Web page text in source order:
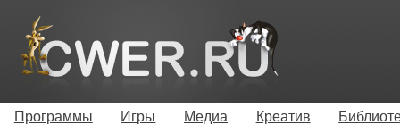
Программы Игры Медиа Креатив